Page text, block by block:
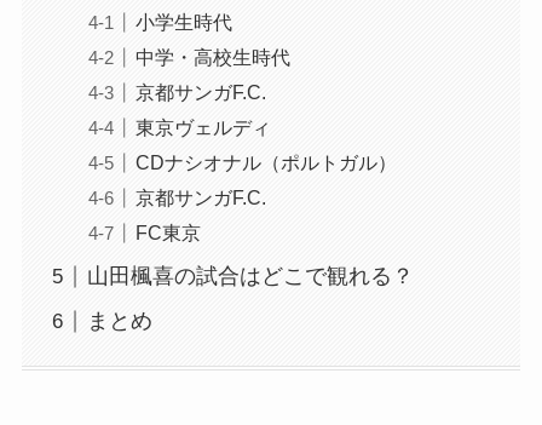
小学生時代
中学・高校生時代
京都サンガF.C.
東京ヴェルディ
CDナシオナル（ポルトガル）
京都サンガF.C.
FC東京
山田楓喜の試合はどこで観れる？
まとめ